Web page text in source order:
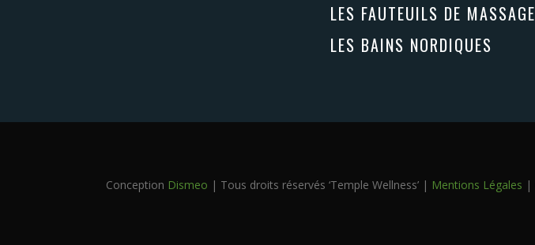
LES FAUTEUILS DE MASSAGE
LES BAINS NORDIQUES
Conception Dismeo | Tous droits réservés ‘Temple Wellness’ | Mentions Légales |